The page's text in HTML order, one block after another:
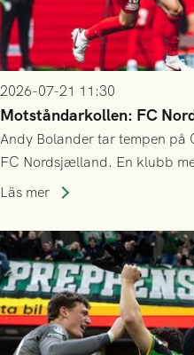
2026-07-21 11:30
Motståndarkollen: FC
Andy Bolander tar tempen på
FC Nordsjælland. En klubb
publiksnitt, ett lag med både
Läs mer